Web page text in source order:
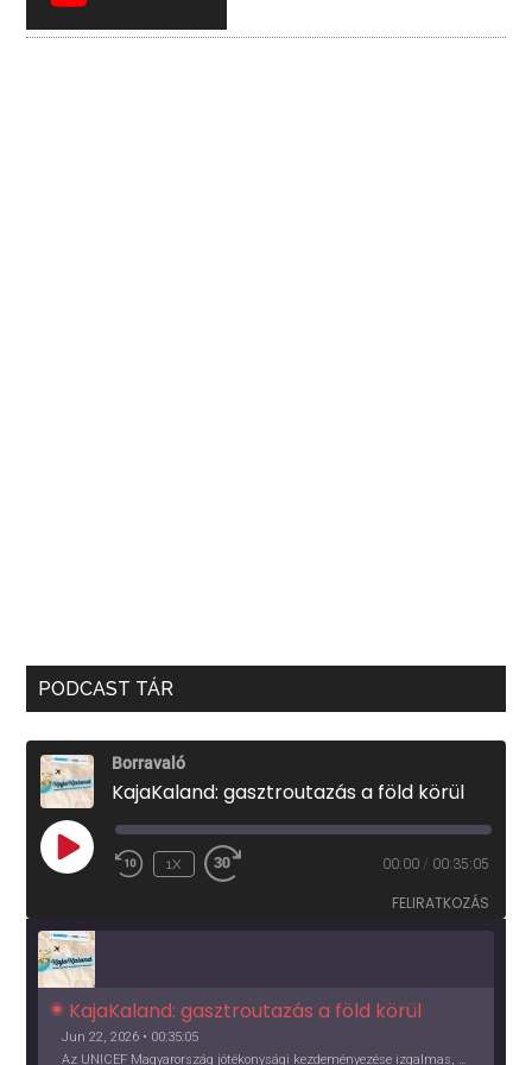
PODCAST TÁR
Borravaló
KajaKaland: gasztroutazás a föld körül
PLAY
EPISODE
1X 00:00 / 00:35:05
FELIRATKOZÁS
KajaKaland: gasztroutazás a föld körül
Jun 22, 2026 • 00:35:05
Az UNICEF Magyarország jótékonysági kezdeményezése izgalmas, egész éves világkörüli ízutazásra hív, igazi családi program és gasztroedukáció, illetve segítség a rászorulóknak is egyben.